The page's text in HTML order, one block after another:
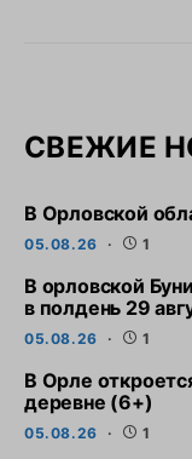
СВЕЖИЕ
В Орловской
05.08.26 1
В орловской
в полдень 29
05.08.26 1
В Орле
деревне (6+)
05.08.26 1